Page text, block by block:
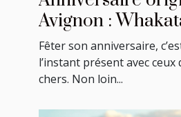
Avignon :
une ambiance
Fêter son anniversaire,
l’instant présent avec
chers. Non loin...